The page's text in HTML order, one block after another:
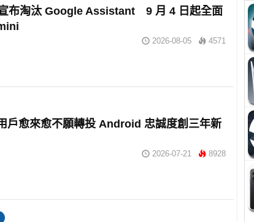
布淘汰 Google Assistant 9 月 4 日起全面
2026-08-05 4571
戶愈來愈不願轉投 Android 忠誠度創三年新
2026-07-21 8928